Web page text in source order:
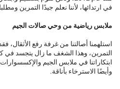
في ارتدائها، لأننا نعلم جيدًا التمرين
ملابس رياضية من وحي صالات الجيم
استلهمنا أصالتنا من غرفة رفع
التمرين، وهذا الشغف ما زال يتجسد في
ابتكاراتنا في ملابس الجيم
وأيضًا الاسترخاء بأناقة.